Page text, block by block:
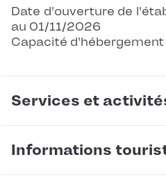
Date d'ouverture de
au 01/11/2026
Capacité
Services et
Informations